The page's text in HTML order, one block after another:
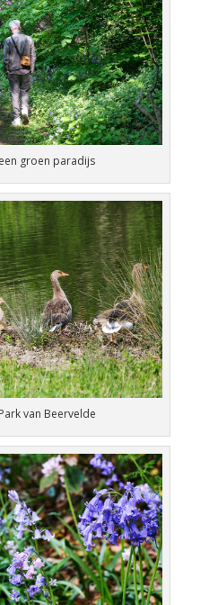
groen paradijs
van Beervelde